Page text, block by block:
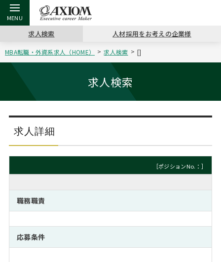
戻る
アクシアムの特長
コンサ
サービス案内 キャリ
コンサルタントの紹介
戻る
キャリア支援 TOP
キャリアデザイン講座
（最新求人市場動向）
MBAの
おわり
ステージ別アドバイス
MBA留学生数の推移
日本か
インターン受入企業一覧
戻る
転職ツール TOP
英文レジュメの書き方 パワー
職務経歴書の書き方
よくある面接Q&A集
外資系／面接攻略のコツ
戻る
転職コラム TOP
“展”職相談室
転職市場の明日をよめ
転職成功への4つの鍵
キャリアに効く一冊
注目企業インタビュー
戻る
イベント・セミナー TOP
ジョブフェア
キャリアデザインセミナー
キャリアフォーラム
プロ経営者の特別セミナー
Career Talk Live
MBA NETWORKING
戻る
会社概要 TOP
沿革
主なクライアント
採用情報
パブリシティ
ニュースリリース
求人検索 人材採用をお考えの企業様
MBA転職・外資系求人（HOME） 求人検索 []
求人検索
求人詳細
［ポジションNo.：］
職務職責
応募条件